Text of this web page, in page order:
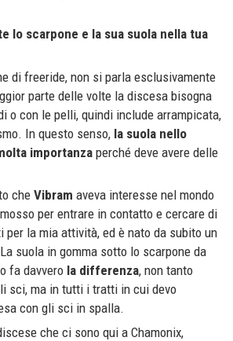
lo scarpone e la sua suola nella tua
di freeride, non si parla esclusivamente
parte delle volte la discesa bisogna
o con le pelli, quindi include arrampicata,
In questo senso, la suola nello
importanzaperché deve avere delle
che Vibram aveva interesse nel mondo
per entrare in contatto e cercare di
per la mia attività, ed è nato da subito un
suola in gomma sotto lo scarpone da
fa davvero la differenza, non tanto
sci, ma in tutti i tratti in cui devo
con gli sci in spalla.
che ci sono qui a Chamonix,